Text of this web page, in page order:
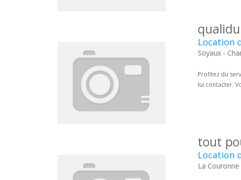
Location
Soyaux -
Profitez du
lui contacter.
tout
Location
La